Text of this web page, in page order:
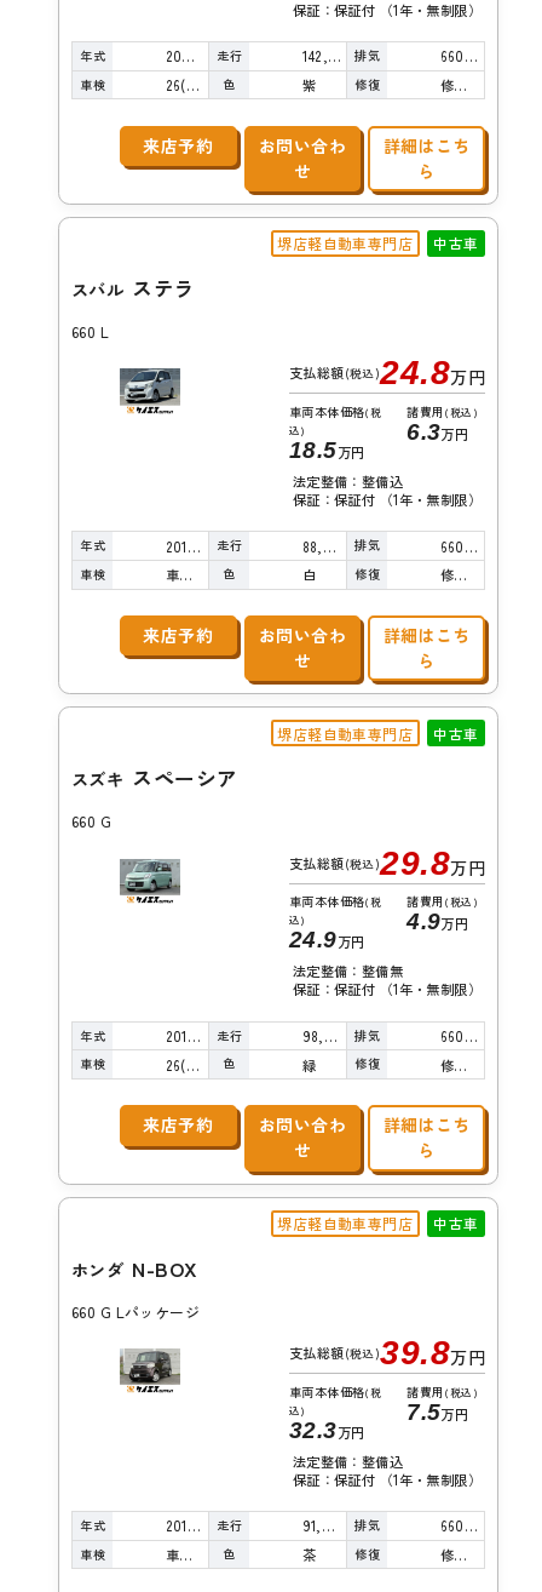
保証：保証付 （1年・無制限）
年式 2009年 走行 142,000km 排気 660cc
車検 26(R8)/08 色 紫 修復 修復歴無し
来店予約
お問い合わ
せ
詳細はこち
ら
堺店軽自動車専門店 中古車
スバル ステラ
660 L
支払総額(税込)24.8万円
車両本体価格(税
込)
18.5万円
諸費用 (税込)
6.3万円
法定整備：整備込
保証：保証付 （1年・無制限）
年式 2013年 走行 88,000km 排気 660cc
車検 車検整備付 色 白 修復 修復歴無し
来店予約
お問い合わ
せ
詳細はこち
ら
堺店軽自動車専門店 中古車
スズキ スペーシア
660 G
支払総額(税込)29.8万円
車両本体価格(税
込)
24.9万円
諸費用 (税込)
4.9万円
法定整備：整備無
保証：保証付 （1年・無制限）
年式 2014年 走行 98,000km 排気 660cc
車検 26(R8)/10 色 緑 修復 修復歴無し
来店予約
お問い合わ
せ
詳細はこち
ら
堺店軽自動車専門店 中古車
ホンダ N-BOX
660 G Lパッケージ
支払総額(税込)39.8万円
車両本体価格(税
込)
32.3万円
諸費用 (税込)
7.5万円
法定整備：整備込
保証：保証付 （1年・無制限）
年式 2015年 走行 91,000km 排気 660cc
車検 車検整備付 色 茶 修復 修復歴無し